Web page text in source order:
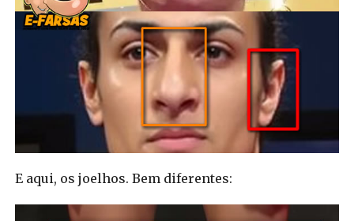
E aqui, os joelhos. Bem diferentes: